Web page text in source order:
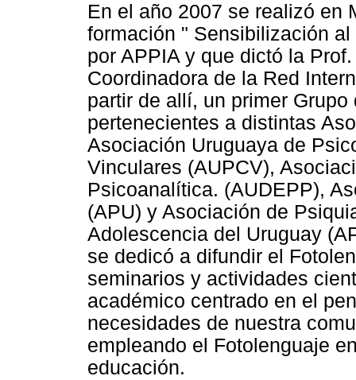
En el año 2007 se realizó en
formación " Sensibilización
por APPIA y que dictó la
Coordinadora de la Red
partir de allí, un primer
pertenecientes a distintas
Asociación Uruguaya de
Vinculares (AUPCV),
Psicoanalítica. (AUDEPP),
(APU) y Asociación de
Adolescencia del Uruguay
se dedicó a difundir el
seminarios y actividades
académico centrado en el
necesidades de nuestra
empleando el Fotolenguaje
educación.